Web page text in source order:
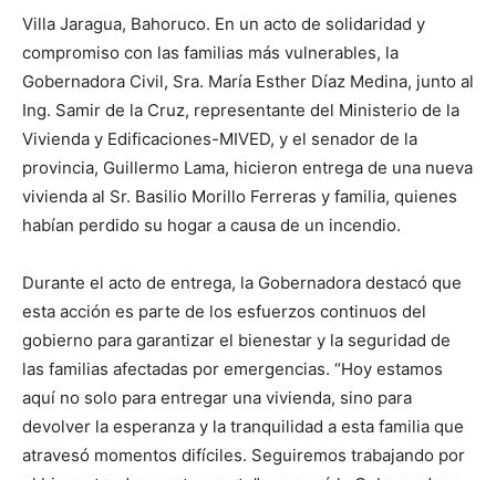
Villa Jaragua, Bahoruco. En un acto de solidaridad y
compromiso con las familias más vulnerables, la
Gobernadora Civil, Sra. María Esther Díaz Medina, junto al
Ing. Samir de la Cruz, representante del Ministerio de la
Vivienda y Edificaciones-MIVED, y el senador de la
provincia, Guillermo Lama, hicieron entrega de una nueva
vivienda al Sr. Basilio Morillo Ferreras y familia, quienes
habían perdido su hogar a causa de un incendio.
Durante el acto de entrega, la Gobernadora destacó que
esta acción es parte de los esfuerzos continuos del
gobierno para garantizar el bienestar y la seguridad de
las familias afectadas por emergencias. “Hoy estamos
aquí no solo para entregar una vivienda, sino para
devolver la esperanza y la tranquilidad a esta familia que
atravesó momentos difíciles. Seguiremos trabajando por